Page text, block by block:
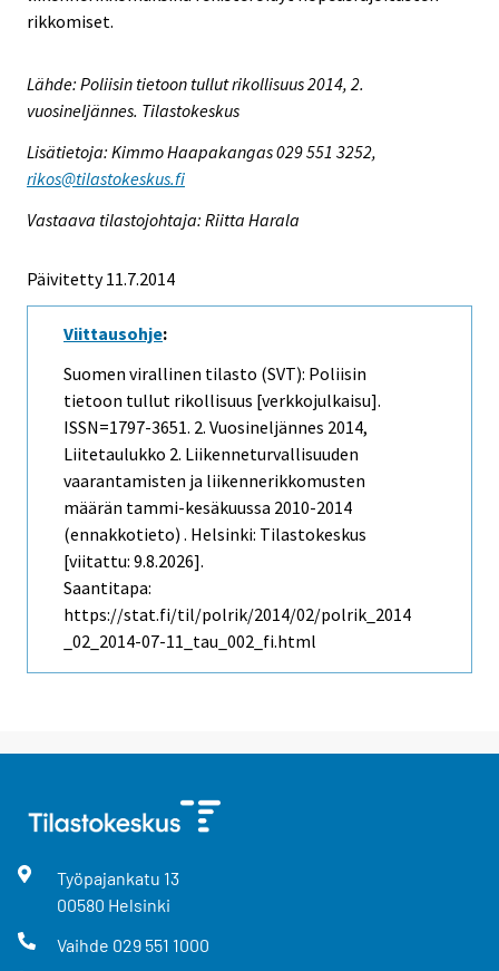
rikkomiset.
Lähde: Poliisin tietoon tullut rikollisuus 2014, 2.
vuosineljännes. Tilastokeskus
Lisätietoja: Kimmo Haapakangas 029 551 3252,
rikos@tilastokeskus.fi
Vastaava tilastojohtaja: Riitta Harala
Päivitetty 11.7.2014
Viittausohje:
Suomen virallinen tilasto (SVT): Poliisin
tietoon tullut rikollisuus [verkkojulkaisu].
ISSN=1797-3651. 2. Vuosineljännes 2014,
Liitetaulukko 2. Liikenneturvallisuuden
vaarantamisten ja liikennerikkomusten
määrän tammi-kesäkuussa 2010-2014
(ennakkotieto) . Helsinki: Tilastokeskus
[viitattu: 9.8.2026].
Saantitapa:
https://stat.fi/til/polrik/2014/02/polrik_2014
_02_2014-07-11_tau_002_fi.html
Työpajankatu 13
00580 Helsinki
Vaihde 029 551 1000